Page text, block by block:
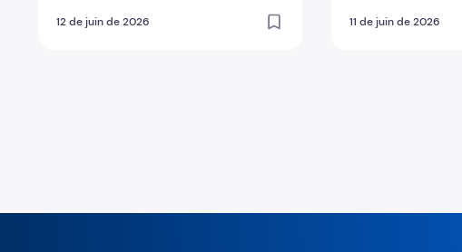
12 de juin de 2026 11 de juin de 2026